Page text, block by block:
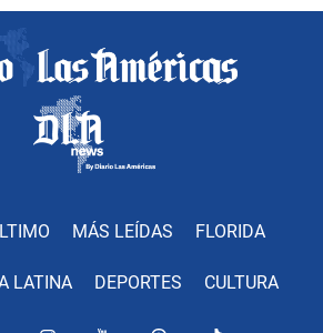
MÁS LEÍDAS FLORIDA
LATINA DEPORTES CULTURA